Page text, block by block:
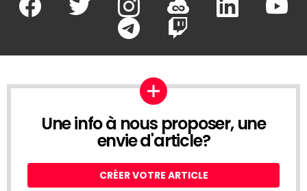
Google Play App Store
Une info à nous proposer, une
envie d'article?
CRÉER VOTRE ARTICLE